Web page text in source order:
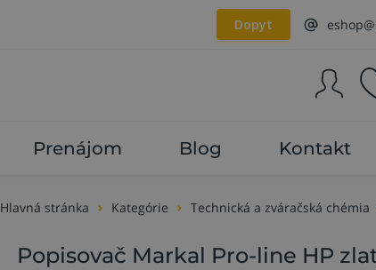
Dopyt
Prenájom Blog Kontakt
Hlavná stránka Kategórie Technická a zváračská chémia
Popisovač Markal Pro-line HP